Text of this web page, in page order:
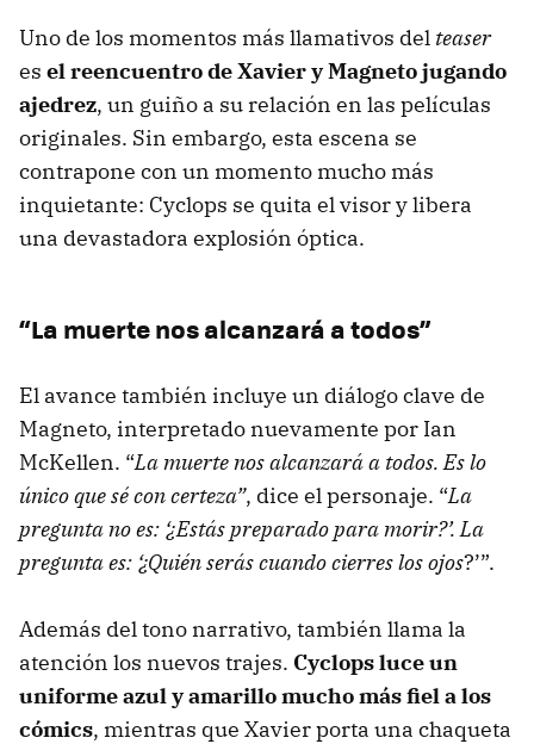
Uno de los momentos más llamativos del teaser
es el reencuentro de Xavier y Magneto jugando
ajedrez, un guiño a su relación en las películas
originales. Sin embargo, esta escena se
contrapone con un momento mucho más
inquietante: Cyclops se quita el visor y libera
una devastadora explosión óptica.
“La muerte nos alcanzará a todos”
El avance también incluye un diálogo clave de
Magneto, interpretado nuevamente por Ian
McKellen. “La muerte nos alcanzará a todos. Es lo
único que sé con certeza”, dice el personaje. “La
pregunta no es: ‘¿Estás preparado para morir?’. La
pregunta es: ‘¿Quién serás cuando cierres los ojos?’”.
Además del tono narrativo, también llama la
atención los nuevos trajes. Cyclops luce un
uniforme azul y amarillo mucho más fiel a los
cómics, mientras que Xavier porta una chaqueta